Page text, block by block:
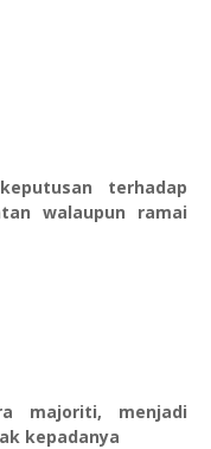
terhadap
walaupun ramai
majoriti, menjadi
kepadanya